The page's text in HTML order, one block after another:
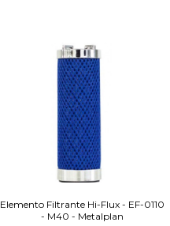
Elemento Filtrante Hi-Flux - EF-0110
- M40 - Metalplan